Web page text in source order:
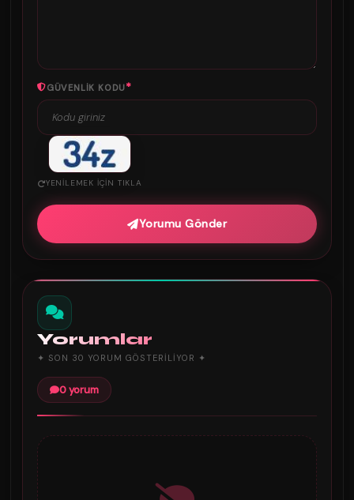
GÜVENLIK KODU*
YENILEMEK IÇIN TIKLA
Yorumu Gönder
Yorumlar
✦ SON 30 YORUM GÖSTERILIYOR ✦
0 yorum